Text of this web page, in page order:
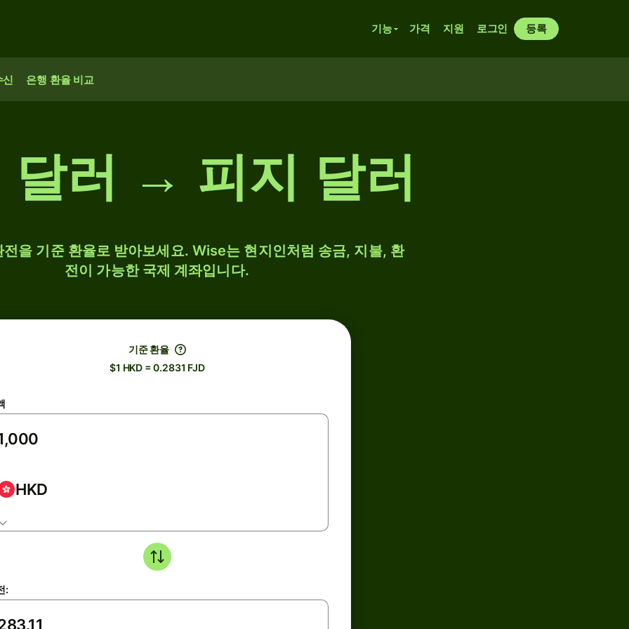
기능 가격 지원 로그인 등록
신 은행 환율 비교
달러 → 피지 달러
을 기준 환율로 받아보세요. Wise는 현지인처럼 송금, 지불, 환
전이 가능한 국제 계좌입니다.
기준 환율
$1 HKD = 0.2831 FJD
HKD
: